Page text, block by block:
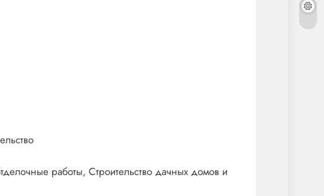
работы, Строительство дачных домов и